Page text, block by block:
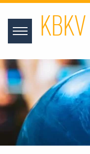
KBKV